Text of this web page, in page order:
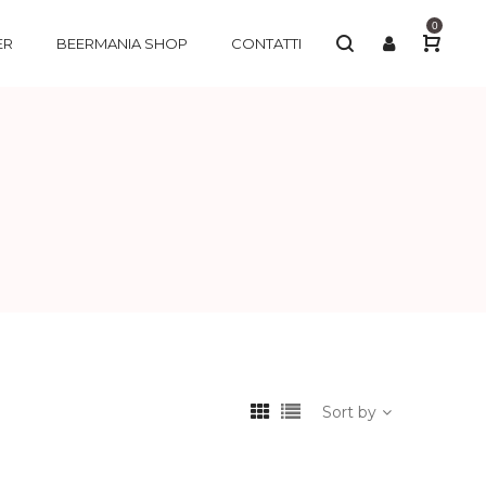
BEERMANIA SHOP CONTATTI
0
Sort by